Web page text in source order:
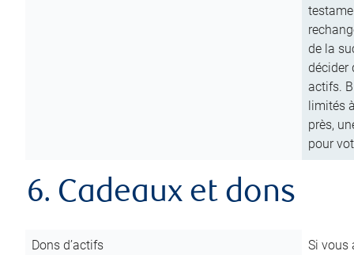
de la
décider
actifs.
limités
près,
pour
6. Cadeaux et dons
Dons d’actifs
Si vous